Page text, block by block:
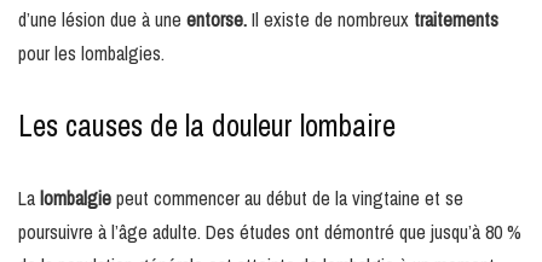
d’une lésion due à une entorse.Il existe de nombreux traitements
pour les lombalgies.
Les causes de la douleur lombaire
Lalombalgiepeut commencer au début de la vingtaine et se
poursuivre à l’âge adulte. Des études ont démontré que jusqu’à 80 %